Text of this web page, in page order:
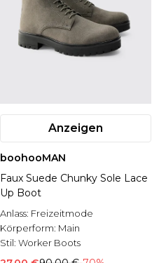
Anzeigen
boohooMAN
Faux Suede Chunky Sole Lace
Up Boot
Anlass: Freizeitmode
Körperform: Main
Stil: Worker Boots